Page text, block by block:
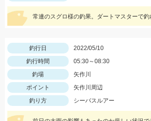
常連のスグロ様の釣果。ダートマスターで釣
釣行日
2022/05/10
釣行時間
05:30～08:30
釣場
矢作川
ポイント
矢作川周辺
釣り方
シーバスルアー